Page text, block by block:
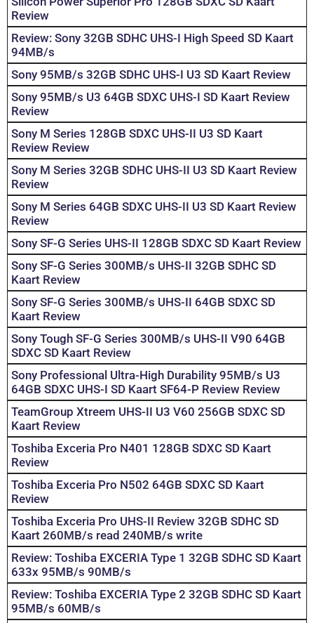
Review
Review: Sony 32GB SDHC UHS-I High Speed SD Kaart
94MB/s
Sony 95MB/s 32GB SDHC UHS-I U3 SD Kaart Review
Sony 95MB/s U3 64GB SDXC UHS-I SD Kaart Review
Review
Sony M Series 128GB SDXC UHS-II U3 SD Kaart
Review Review
Sony M Series 32GB SDHC UHS-II U3 SD Kaart Review
Review
Sony M Series 64GB SDXC UHS-II U3 SD Kaart Review
Review
Sony SF-G Series UHS-II 128GB SDXC SD Kaart Review
Sony SF-G Series 300MB/s UHS-II 32GB SDHC SD
Kaart Review
Sony SF-G Series 300MB/s UHS-II 64GB SDXC SD
Kaart Review
Sony Tough SF-G Series 300MB/s UHS-II V90 64GB
SDXC SD Kaart Review
Sony Professional Ultra-High Durability 95MB/s U3
64GB SDXC UHS-I SD Kaart SF64-P Review Review
TeamGroup Xtreem UHS-II U3 V60 256GB SDXC SD
Kaart Review
Toshiba Exceria Pro N401 128GB SDXC SD Kaart
Review
Toshiba Exceria Pro N502 64GB SDXC SD Kaart
Review
Toshiba Exceria Pro UHS-II Review 32GB SDHC SD
Kaart 260MB/s read 240MB/s write
Review: Toshiba EXCERIA Type 1 32GB SDHC SD Kaart
633x 95MB/s 90MB/s
Review: Toshiba EXCERIA Type 2 32GB SDHC SD Kaart
95MB/s 60MB/s